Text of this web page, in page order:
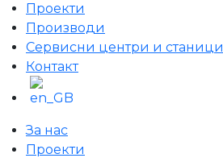
Проекти
Производи
Сервисни центри и станици
Контакт
За нас
Проекти